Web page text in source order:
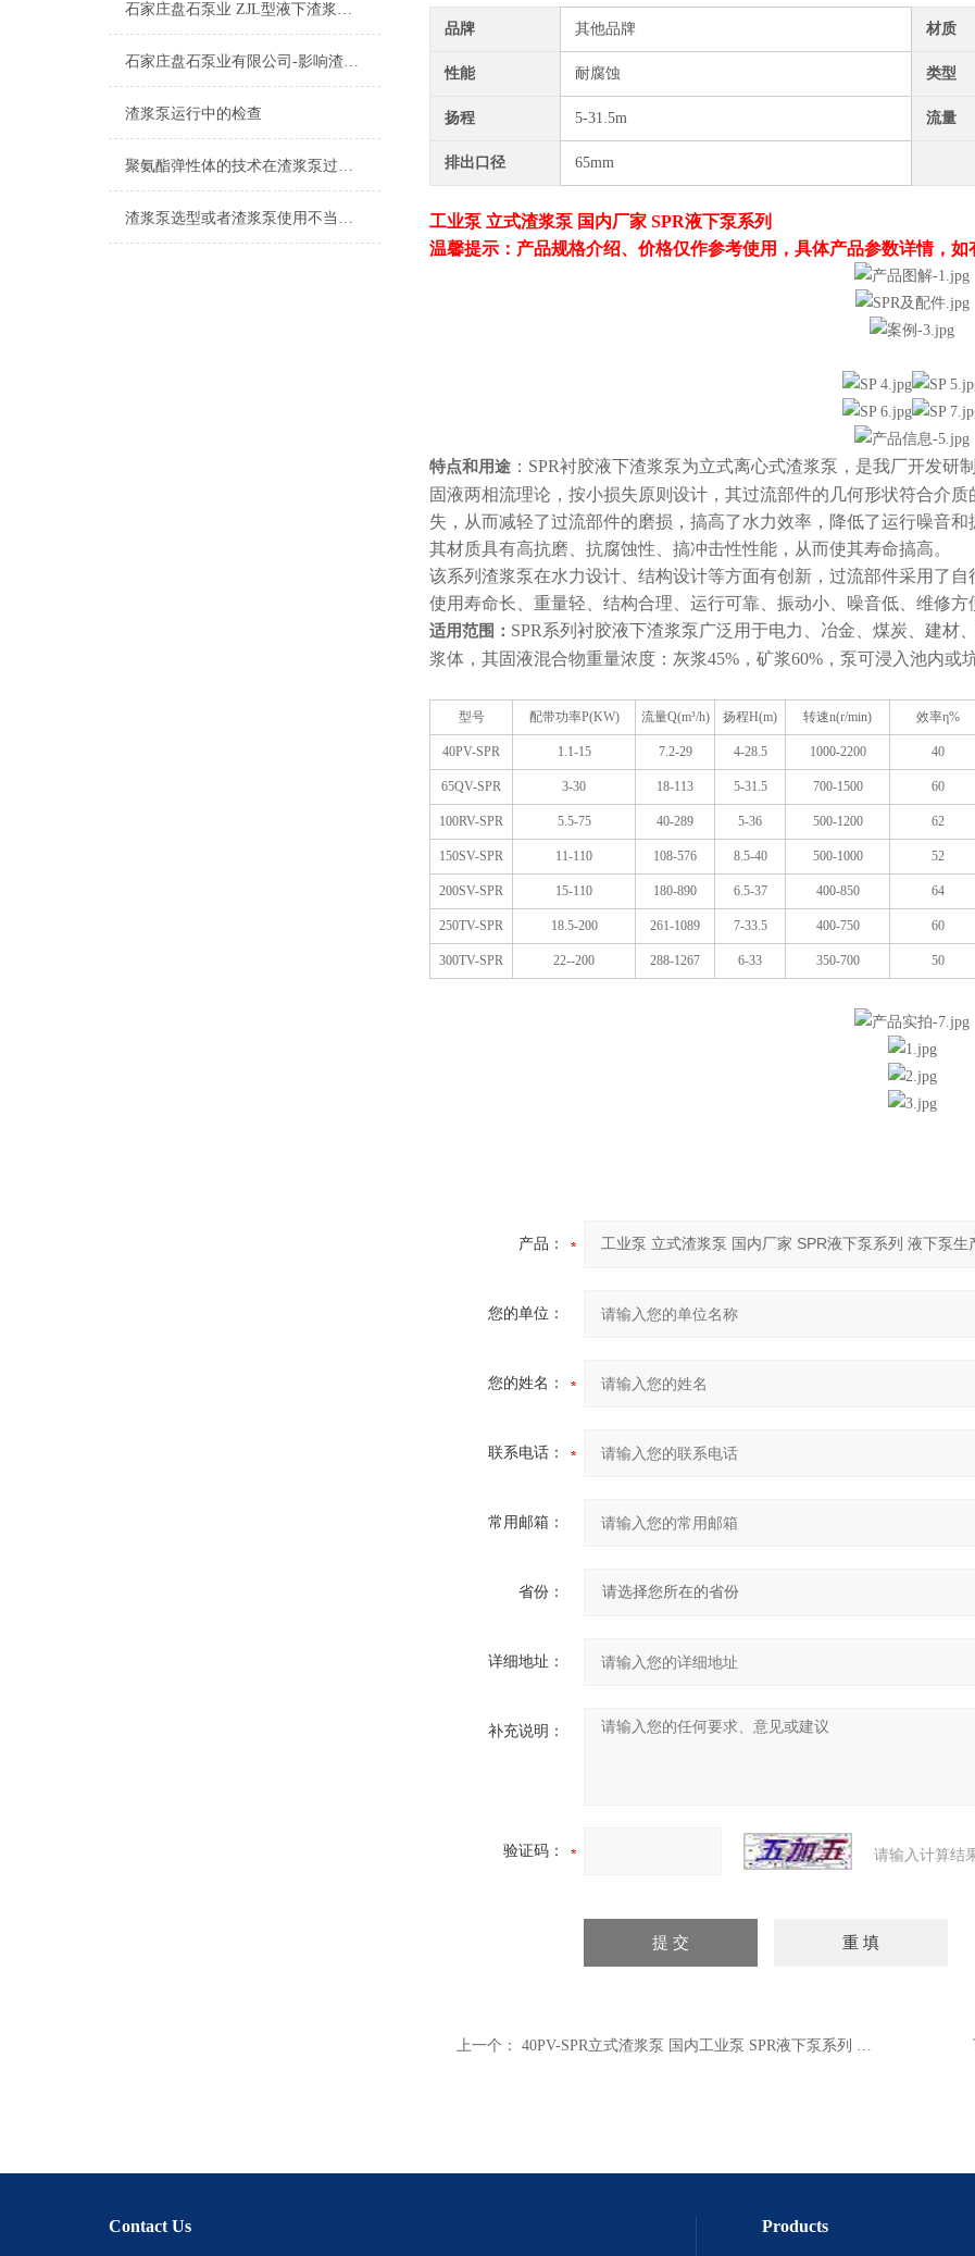
石家庄盘石泵业 ZJL型液下渣浆泵的特点及应用
石家庄盘石泵业有限公司-影响渣浆泵价格因素三.四
渣浆泵运行中的检查
聚氨酯弹性体的技术在渣浆泵过流部件上的研究与应用
渣浆泵选型或者渣浆泵使用不当怎么解决?
品牌 其他品牌 材质
性能 耐腐蚀 类型
扬程 5-31.5m 流量
排出口径 65mm
工业泵 立式渣浆泵 国内厂家 SPR液下泵系列
温馨提示：产品规格介绍、价格仅作参考使用，具体产品参数详情，如
特点和用途 ：SPR衬胶液下渣浆泵为立式离心式渣浆泵，是我厂开发
固液两相流理论，按小损失原则设计，其过流部件的几何形状符合介
失，从而减轻了过流部件的磨损，搞高了水力效率，降低了运行噪音
其材质具有高抗磨、抗腐蚀性、搞冲击性性能，从而使其寿命搞高。
该系列渣浆泵在水力设计、结构设计等方面有创新，过流部件采用了
使用寿命长、重量轻、结构合理、运行可靠、振动小、噪音低、维修方
适用范围： SPR系列衬胶液下渣浆泵广泛用于电力、冶金、煤炭、建
浆体，其固液混合物重量浓度：灰浆45%，矿浆60%，泵可浸入池内或
型号 配带功率P(KW) 流量Q(m³/h) 扬程H(m) 转速n(r/min) 效率η%
40PV-SPR 1.1-15 7.2-29 4-28.5 1000-2200 40
65QV-SPR 3-30 18-113 5-31.5 700-1500 60
100RV-SPR 5.5-75 40-289 5-36 500-1200 62
150SV-SPR 11-110 108-576 8.5-40 500-1000 52
200SV-SPR 15-110 180-890 6.5-37 400-850 64
250TV-SPR 18.5-200 261-1089 7-33.5 400-750 60
300TV-SPR 22--200 288-1267 6-33 350-700 50
产品：
您的单位：
您的姓名：
联系电话：
常用邮箱：
省份：
详细地址：
补充说明：
验证码： 请输入计算结
上一个： 40PV-SPR立式渣浆泵 国内工业泵 SPR液下泵系列 液下泵生产
Contact Us Products